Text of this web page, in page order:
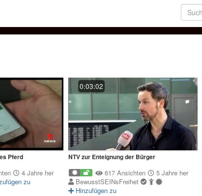
Pferd
4 Jahre her
zu
0:03:02
NTV zur Enteignung der Bürger
617 Ansichten
5 Jahre her
BewusstSEINsFreihet
Hinzufügen zu